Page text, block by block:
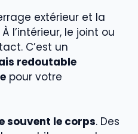
extérieur et la
l’intérieur, le joint ou
C’est un
redoutable
pour votre
souvent le corps. Des